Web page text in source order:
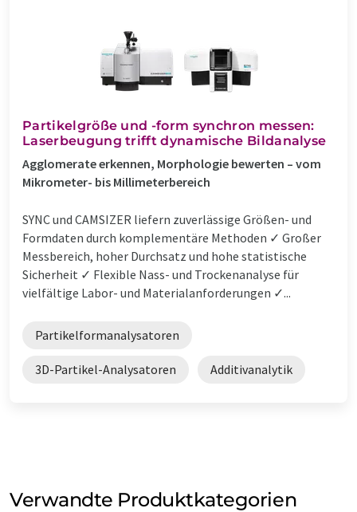
Partikelgröße und -form synchron messen:
Laserbeugung trifft dynamische Bildanalyse
Agglomerate erkennen, Morphologie bewerten – vom
Mikrometer- bis Millimeterbereich
SYNC und CAMSIZER liefern zuverlässige Größen- und
Formdaten durch komplementäre Methoden ✓ Großer
Messbereich, hoher Durchsatz und hohe statistische
Sicherheit ✓ Flexible Nass- und Trockenanalyse für
vielfältige Labor- und Materialanforderungen ✓...
Partikelformanalysatoren
3D-Partikel-Analysatoren Additivanalytik
Verwandte Produktkategorien